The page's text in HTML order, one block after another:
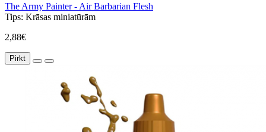
The Army Painter - Air Barbarian Flesh
Tips: Krāsas miniatūrām
2,88€
Pirkt